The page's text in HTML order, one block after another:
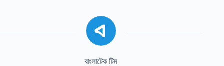
বাংলাটেক টিম